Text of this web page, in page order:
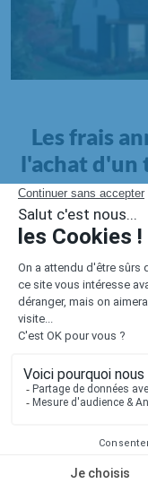
Les frais
l'achat d'un
Il faut également
pour la maison.
faut prendre en
proposée par le
taxes éventuelles
Quant auxfrais de
Lorsque vous vous
nécessaire de faire
souvent coûteux